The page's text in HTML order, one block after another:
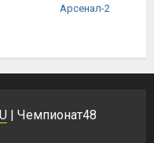
Арсенал-2
| Чемпионат48